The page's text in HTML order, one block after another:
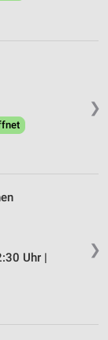
❯
❯
Uhr |